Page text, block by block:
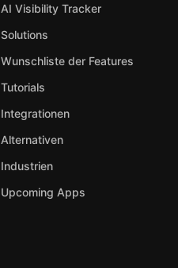
AI Visibility Tracker
Solutions
Wunschliste der Features
Tutorials
Integrationen
Alternativen
Industrien
Upcoming Apps